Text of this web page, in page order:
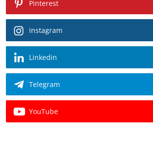
Pinterest
Instagram
Linkedin
Telegram
YouTube